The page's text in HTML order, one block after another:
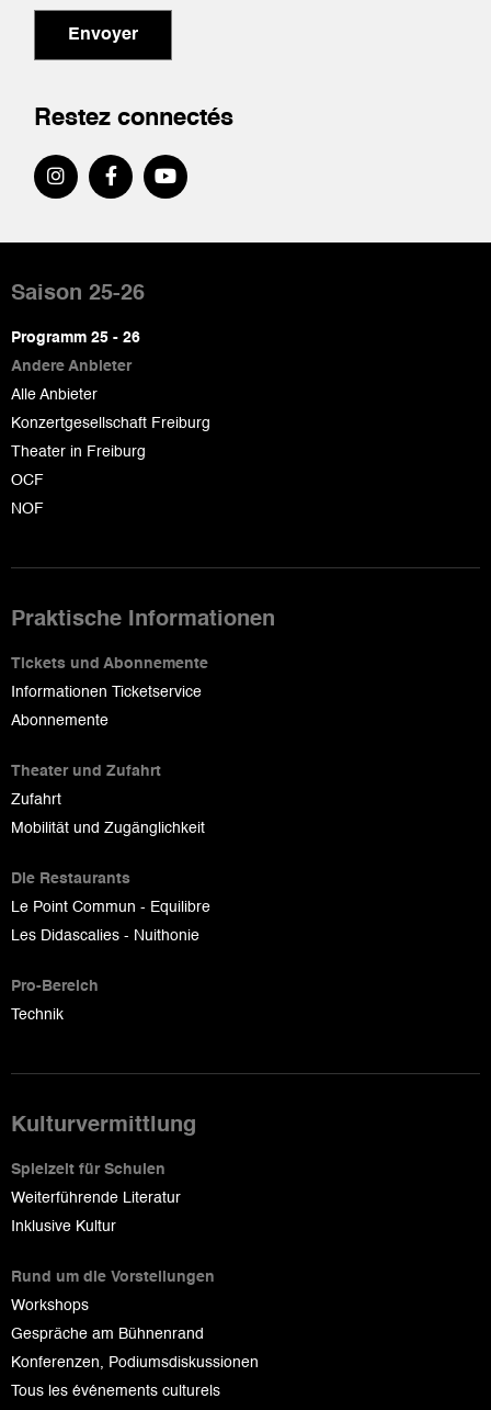
Envoyer
Restez connectés
de
page
Saison 25-26
Programm 25 - 26
Andere Anbieter
Alle Anbieter
Konzertgesellschaft Freiburg
Theater in Freiburg
OCF
NOF
Praktische Informationen
Tickets und Abonnemente
Informationen Ticketservice
Abonnemente
Theater und Zufahrt
Zufahrt
Mobilität und Zugänglichkeit
Die Restaurants
Le Point Commun - Equilibre
Les Didascalies - Nuithonie
Pro-Bereich
Technik
Kulturvermittlung
Spielzeit für Schulen
Weiterführende Literatur
Inklusive Kultur
Rund um die Vorstellungen
Workshops
Gespräche am Bühnenrand
Konferenzen, Podiumsdiskussionen
Tous les événements culturels